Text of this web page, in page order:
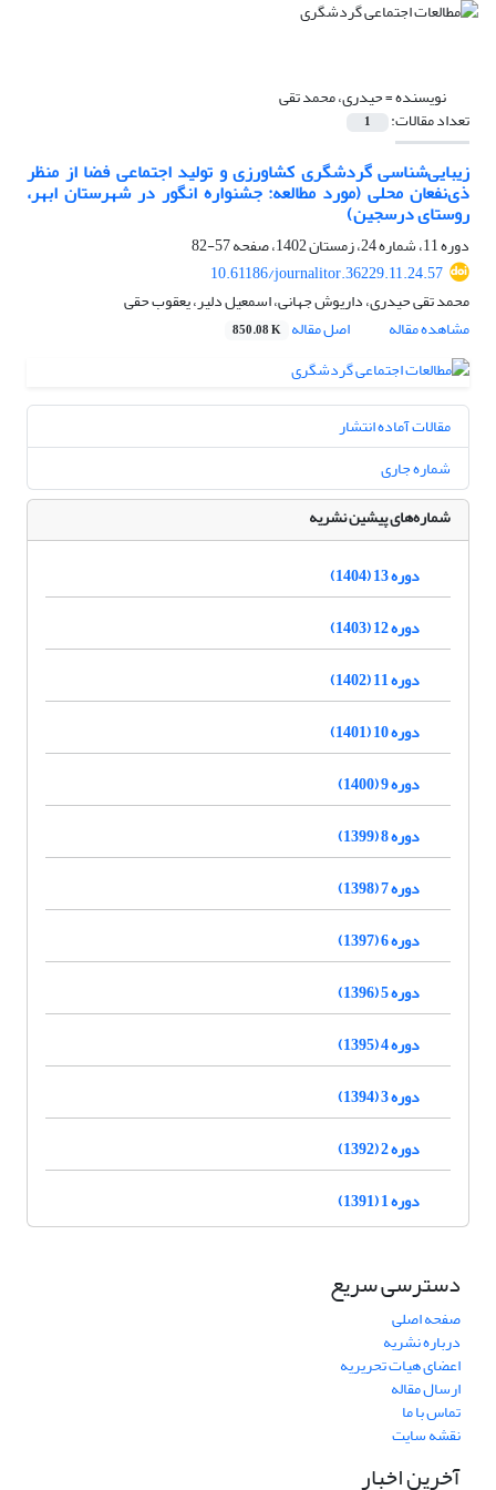
نویسنده =حیدری، محمد تقی
تعداد مقالات: 1
زیبایی‌شناسی گردشگری کشاورزی و تولید اجتماعی فضا از منظر
ذی‌نفعان محلی (مورد مطالعه: جشنواره انگور در شهرستان ابهر،
روستای درسجین)
دوره 11، شماره 24، زمستان 1402، صفحه
57-82
10.61186/journalitor.36229.11.24.57
محمد تقی حیدری، داریوش جهانی، اسمعیل دلیر، یعقوب حقی
مشاهده مقاله
اصل مقاله 850.08 K
مقالات آماده انتشار
شماره جاری
شماره‌های پیشین نشریه
دوره 13 (1404)
دوره 12 (1403)
دوره 11 (1402)
دوره 10 (1401)
دوره 9 (1400)
دوره 8 (1399)
دوره 7 (1398)
دوره 6 (1397)
دوره 5 (1396)
دوره 4 (1395)
دوره 3 (1394)
دوره 2 (1392)
دوره 1 (1391)
دسترسی سریع
صفحه اصلی
درباره نشریه
اعضای هیات تحریریه
ارسال مقاله
تماس با ما
نقشه سایت
آخرین اخبار